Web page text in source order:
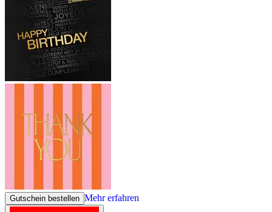
Gutschein bestellen Mehr erfahren